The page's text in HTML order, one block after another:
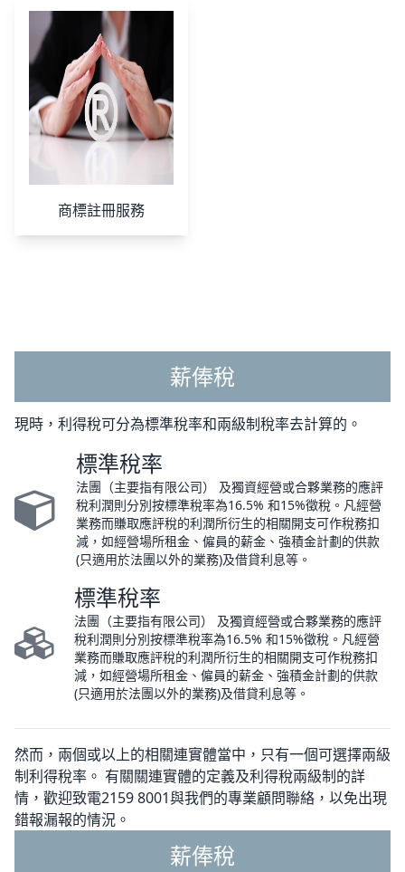
商標註冊服務
薪俸稅
現時，利得稅可分為標準稅率和兩級制稅率去計算的。
標準稅率
法團（主要指有限公司） 及獨資經營或合夥業務的應評
稅利潤則分別按標準稅率為16.5% 和15%徵稅。凡經營
業務而賺取應評稅的利潤所衍生的相關開支可作稅務扣
減，如經營場所租金、僱員的薪金、強積金計劃的供款
(只適用於法團以外的業務)及借貸利息等。
標準稅率
法團（主要指有限公司） 及獨資經營或合夥業務的應評
稅利潤則分別按標準稅率為16.5% 和15%徵稅。凡經營
業務而賺取應評稅的利潤所衍生的相關開支可作稅務扣
減，如經營場所租金、僱員的薪金、強積金計劃的供款
(只適用於法團以外的業務)及借貸利息等。
然而，兩個或以上的相關連實體當中，只有一個可選擇兩級
制利得稅率。 有關關連實體的定義及利得稅兩級制的詳
情，歡迎致電2159 8001與我們的專業顧問聯絡，以免出現
錯報漏報的情況。
薪俸稅